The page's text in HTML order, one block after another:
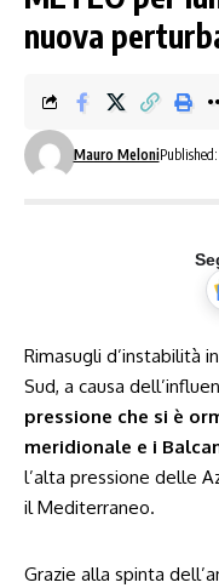
nuova
Mauro Meloni
Rimasugli d’instabilità
Sud, a causa
pressione che si è
meridionale e i
l’alta pressione delle
il Mediterraneo.
Grazie alla spinta